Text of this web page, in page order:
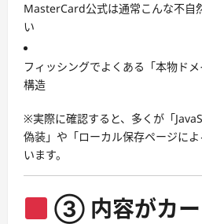
MasterCard公式は通常こんな不自
い
フィッシングでよくある「本物ドメ
構造
※実際に確認すると、多くが「
偽装」や「ローカル保存ページに
います。
③ 内容がカー